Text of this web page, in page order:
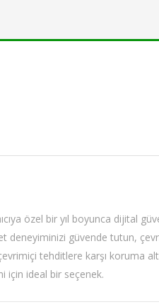
özel bir yıl boyunca dijital
deneyiminizi güvende tutun,
tehditlere karşı koruma
için ideal bir seçenek.